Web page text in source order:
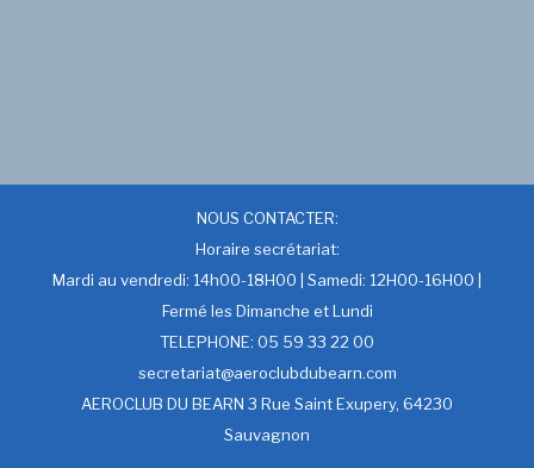
NOUS CONTACTER:
Horaire secrétariat:
Mardi au vendredi: 14h00-18H00 | Samedi: 12H00-16H00 |
Fermé les Dimanche et Lundi
TELEPHONE: 05 59 33 22 00
secretariat@aeroclubdubearn.com
AEROCLUB DU BEARN 3 Rue Saint Exupery, 64230
Sauvagnon